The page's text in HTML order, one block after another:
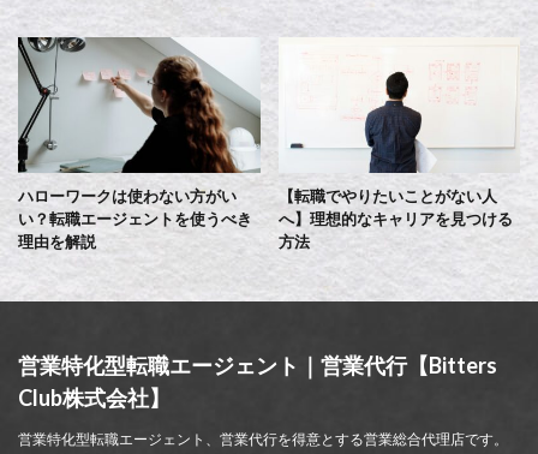
ハローワークは使わない方がい
い？転職エージェントを使うべき
理由を解説
【転職でやりたいことがない人
へ】理想的なキャリアを見つける
方法
営業特化型転職エージェント｜営業代行【Bitters
Club株式会社】
営業特化型転職エージェント、営業代行を得意とする営業総合代理店です。